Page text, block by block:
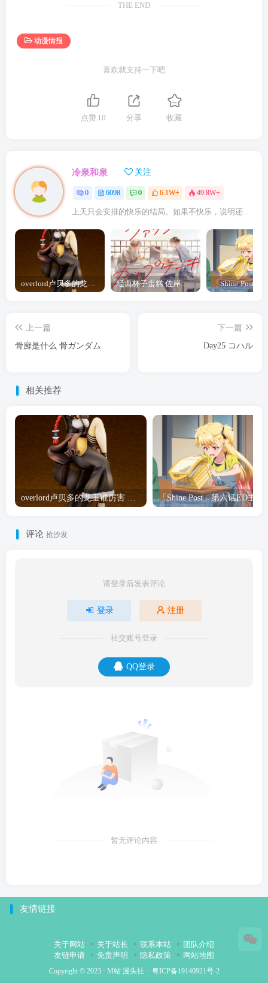
THE END
动漫情报
喜欢就支持一下吧
点赞 10 分享 收藏
冷泉和泉 关注
0 6098 0 6.1W+ 49.8W+
经典杯子蛋糕 佐岸 漫画「经典杯子蛋糕」宣布真人日剧化
上一篇
骨廯是什么 骨ガンダム
下一篇
Day25 コハル
相关推荐
评论 抢沙发
请登录后发表评论
登录 注册
社交账号登录
QQ登录
暂无评论内容
友情链接
关于网站 关于站长 联系本站
团队介绍
友链申请
免责声明 隐私政策 网站地图
Copyright © 2023 · M站 漫头社 · 粤ICP备19140921号-2